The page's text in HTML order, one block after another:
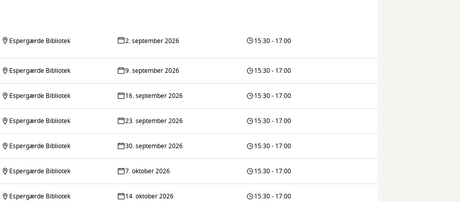
Espergærde Bibliotek 2. september 2026 15:30 - 17:00
Espergærde Bibliotek 9. september 2026 15:30 - 17:00
Espergærde Bibliotek 16. september 2026 15:30 - 17:00
Espergærde Bibliotek 23. september 2026 15:30 - 17:00
Espergærde Bibliotek 30. september 2026 15:30 - 17:00
Espergærde Bibliotek 7. oktober 2026 15:30 - 17:00
Espergærde Bibliotek 14. oktober 2026 15:30 - 17:00